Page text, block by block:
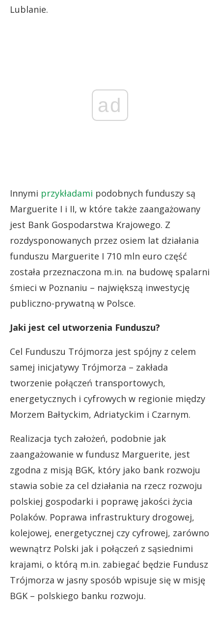
Lublanie.
ad
Innymi przykładami podobnych funduszy są
Marguerite I i II, w które także zaangażowany
jest Bank Gospodarstwa Krajowego. Z
rozdysponowanych przez osiem lat działania
funduszu Marguerite I 710 mln euro część
została przeznaczona m.in. na budowę spalarni
śmieci w Poznaniu – największą inwestycję
publiczno-prywatną w Polsce.
Jaki jest cel utworzenia Funduszu?
Cel Funduszu Trójmorza jest spójny z celem
samej inicjatywy Trójmorza – zakłada
tworzenie połączeń transportowych,
energetycznych i cyfrowych w regionie między
Morzem Bałtyckim, Adriatyckim i Czarnym.
Realizacja tych założeń, podobnie jak
zaangażowanie w fundusz Marguerite, jest
zgodna z misją BGK, który jako bank rozwoju
stawia sobie za cel działania na rzecz rozwoju
polskiej gospodarki i poprawę jakości życia
Polaków. Poprawa infrastruktury drogowej,
kolejowej, energetycznej czy cyfrowej, zarówno
wewnątrz Polski jak i połączeń z sąsiednimi
krajami, o którą m.in. zabiegać będzie Fundusz
Trójmorza w jasny sposób wpisuje się w misję
BGK – polskiego banku rozwoju.